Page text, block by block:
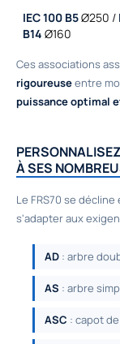
IEC 100 B5Ø250 /
B14 Ø160
Ces associations
rigoureuseentre
puissance optimal
À SES
Le FRS70 se
s'adapter aux
AD : arbre
AS : arbre
ASC : capot